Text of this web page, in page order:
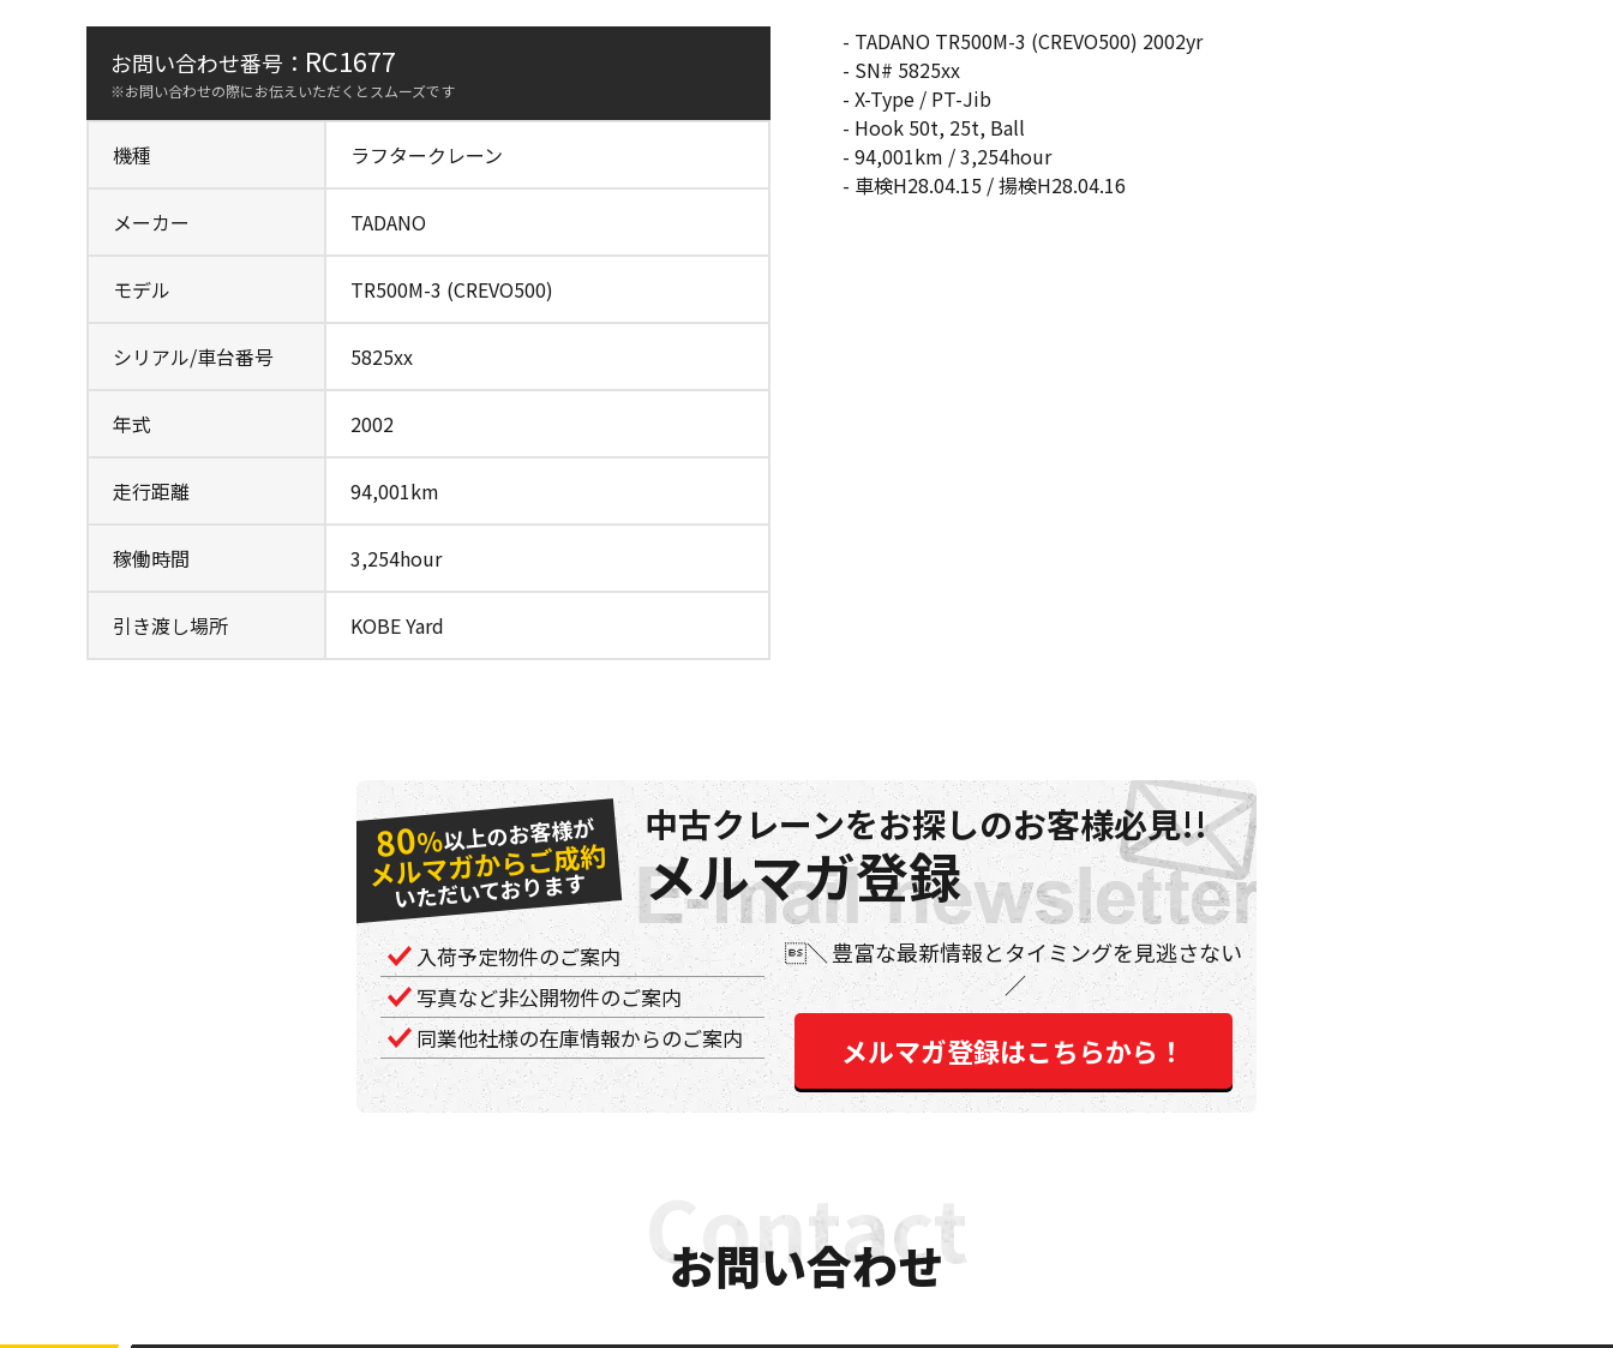
お問い合わせ番号： RC1677
※お問い合わせの際にお伝えいただくとスムーズです
機種 ラフタークレーン
メーカー TADANO
モデル TR500M-3 (CREVO500)
シリアル/車台番号 5825xx
年式 2002
走行距離 94,001km
稼働時間 3,254hour
引き渡し場所 KOBE Yard
- TADANO TR500M-3 (CREVO500) 2002yr
- SN# 5825xx
- X-Type / PT-Jib
- Hook 50t, 25t, Ball
- 94,001km / 3,254hour
- 車検H28.04.15 / 揚検H28.04.16
80％以上のお客様が
メルマガからご成約
いただいております
中古クレーンをお探しのお客様必見!!
メルマガ登録
入荷予定物件のご案内
写真など非公開物件のご案内
同業他社様の在庫情報からのご案内
豊富な最新情報とタイミングを見逃さない
メルマガ登録はこちらから！
お問い合わせ